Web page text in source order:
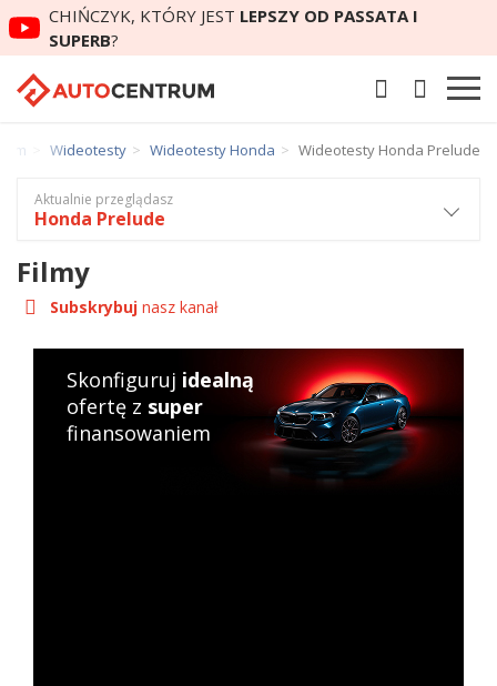
CHIŃCZYK, KTÓRY JEST LEPSZY OD PASSATA I
SUPERB?
Wideotesty Wideotesty Honda Wideotesty Honda Prelude
Aktualnie przeglądasz
Honda Prelude
Filmy
Subskrybuj nasz kanał
Skonfiguruj idealną
ofertę z super
finansowaniem